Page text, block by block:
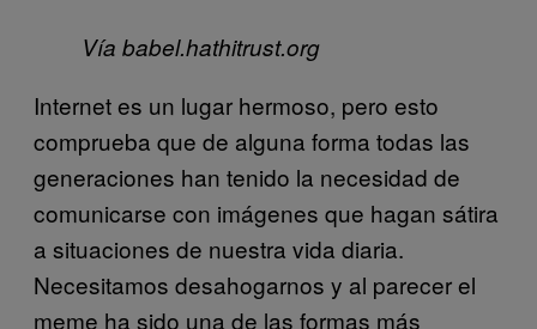
Vía babel.hathitrust.org
Internet es un lugar hermoso, pero esto
comprueba que de alguna forma todas las
generaciones han tenido la necesidad de
comunicarse con imágenes que hagan sátira
a situaciones de nuestra vida diaria.
Necesitamos desahogarnos y al parecer el
meme ha sido una de las formas más